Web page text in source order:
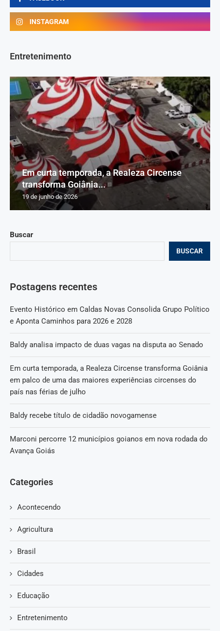
Buscar
BUSCAR
Postagens recentes
Evento Histórico em Caldas Novas Consolida Grupo Político
e Aponta Caminhos para 2026 e 2028
Baldy analisa impacto de duas vagas na disputa ao Senado
Em curta temporada, a Realeza Circense transforma Goiânia
em palco de uma das maiores experiências circenses do
país nas férias de julho
Baldy recebe título de cidadão novogamense
Marconi percorre 12 municípios goianos em nova rodada do
Avança Goiás
Categories
Acontecendo
Agricultura
Brasil
Cidades
Educação
Entretenimento
INSTAGRAM
Entretenimento
Em curta temporada, a Realeza Circense
transforma Goiânia...
19 de junho de 2026